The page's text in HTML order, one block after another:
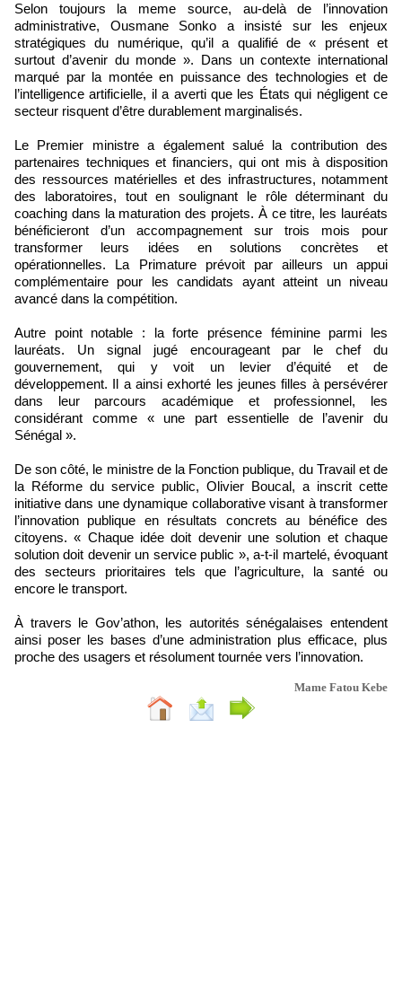
Selon toujours la meme source, au-delà de l’innovation
administrative, Ousmane Sonko a insisté sur les enjeux
stratégiques du numérique, qu’il a qualifié de « présent et
surtout d’avenir du monde ». Dans un contexte international
marqué par la montée en puissance des technologies et de
l’intelligence artificielle, il a averti que les États qui négligent ce
secteur risquent d’être durablement marginalisés.
Le Premier ministre a également salué la contribution des
partenaires techniques et financiers, qui ont mis à disposition
des ressources matérielles et des infrastructures, notamment
des laboratoires, tout en soulignant le rôle déterminant du
coaching dans la maturation des projets. À ce titre, les lauréats
bénéficieront d’un accompagnement sur trois mois pour
transformer leurs idées en solutions concrètes et
opérationnelles. La Primature prévoit par ailleurs un appui
complémentaire pour les candidats ayant atteint un niveau
avancé dans la compétition.
Autre point notable : la forte présence féminine parmi les
lauréats. Un signal jugé encourageant par le chef du
gouvernement, qui y voit un levier d’équité et de
développement. Il a ainsi exhorté les jeunes filles à persévérer
dans leur parcours académique et professionnel, les
considérant comme « une part essentielle de l’avenir du
Sénégal ».
De son côté, le ministre de la Fonction publique, du Travail et de
la Réforme du service public, Olivier Boucal, a inscrit cette
initiative dans une dynamique collaborative visant à transformer
l’innovation publique en résultats concrets au bénéfice des
citoyens. « Chaque idée doit devenir une solution et chaque
solution doit devenir un service public », a-t-il martelé, évoquant
des secteurs prioritaires tels que l’agriculture, la santé ou
encore le transport.
À travers le Gov’athon, les autorités sénégalaises entendent
ainsi poser les bases d’une administration plus efficace, plus
proche des usagers et résolument tournée vers l’innovation.
Mame Fatou Kebe